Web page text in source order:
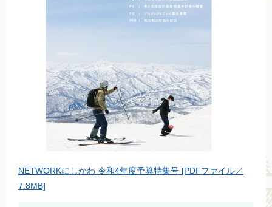
NETWORKにしかわ 令和4年度予算特集号 [PDFファイル／
7.8MB]